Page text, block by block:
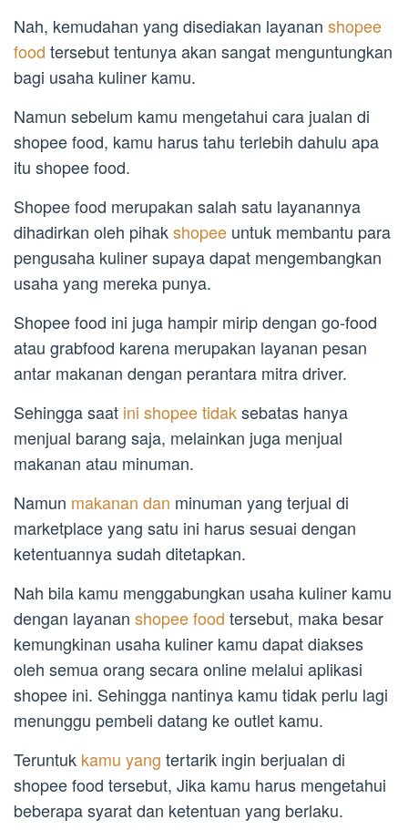
Nah, kemudahan yang disediakan layanan shopee
food tersebut tentunya akan sangat menguntungkan
bagi usaha kuliner kamu.
Namun sebelum kamu mengetahui cara jualan di
shopee food, kamu harus tahu terlebih dahulu apa
itu shopee food.
Shopee food merupakan salah satu layanannya
dihadirkan oleh pihakshopee untuk membantu para
pengusaha kuliner supaya dapat mengembangkan
usaha yang mereka punya.
Shopee food ini juga hampir mirip dengan go-food
atau grabfood karena merupakan layanan pesan
antar makanan dengan perantara mitra driver.
Sehingga saat ini shopee tidaksebatas hanya
menjual barang saja, melainkan juga menjual
makanan atau minuman.
Namun makanan dan minuman yang terjual di
marketplace yang satu ini harus sesuai dengan
ketentuannya sudah ditetapkan.
Nah bila kamu menggabungkan usaha kuliner kamu
dengan layanan shopee food tersebut, maka besar
kemungkinan usaha kuliner kamu dapat diakses
oleh semua orang secara online melalui aplikasi
shopee ini. Sehingga nantinya kamu tidak perlu lagi
menunggu pembeli datang ke outlet kamu.
Teruntuk kamu yang tertarik ingin berjualan di
shopee food tersebut, Jika kamu harus mengetahui
beberapa syarat dan ketentuan yang berlaku.